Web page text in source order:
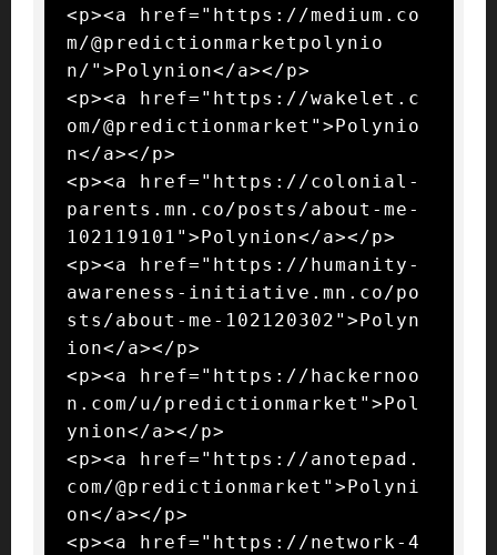
<p><a href="https://medium.co
m/@predictionmarketpolynio
n/">Polynion</a></p>
<p><a href="https://wakelet.c
om/@predictionmarket">Polynio
n</a></p>
<p><a href="https://colonial-
parents.mn.co/posts/about-me-
102119101">Polynion</a></p>
<p><a href="https://humanity-
awareness-initiative.mn.co/po
sts/about-me-102120302">Polyn
ion</a></p>
<p><a href="https://hackernoo
n.com/u/predictionmarket">Pol
ynion</a></p>
<p><a href="https://anotepad.
com/@predictionmarket">Polyni
on</a></p>
<p><a href="https://network-4